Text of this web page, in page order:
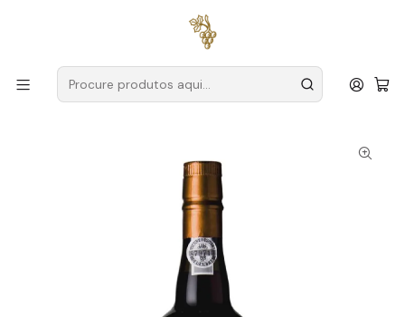
para encomendas a partir de
Produtores Douro
Poças
Poças Porto 10 Anos 75cl